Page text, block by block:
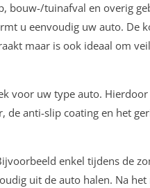
bouw-/tuinafval en overig
u eenvoudig uw auto. De
maar is ook ideaal om
voor uw type auto.
de anti-slip coating en het
enkel tijdens de
uit de auto halen. Na